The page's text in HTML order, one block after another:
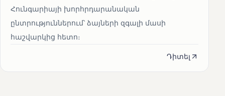
Հունգարիայի խորհրդարանական
ընտրություններում՝ ձայների զգալի մասի
հաշվարկից հետո։
Դիտել